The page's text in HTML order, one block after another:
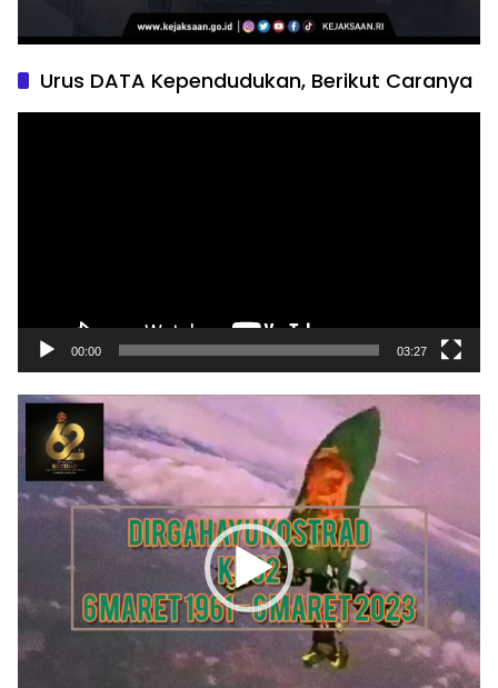
Urus DATA Kependudukan, Berikut Caranya
00:00 03:27
Pemutar
Video